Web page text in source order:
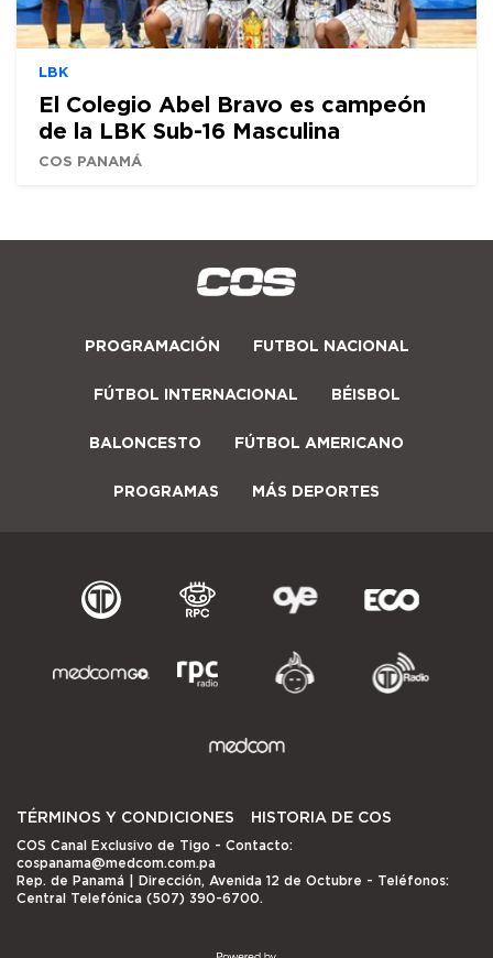
LBK
El Colegio Abel Bravo es campeón
de la LBK Sub-16 Masculina
COS PANAMÁ
PROGRAMACIÓN FUTBOL NACIONAL
FÚTBOL INTERNACIONAL BÉISBOL
BALONCESTO FÚTBOL AMERICANO
PROGRAMAS MÁS DEPORTES
TÉRMINOS Y CONDICIONES HISTORIA DE COS
COS Canal Exclusivo de Tigo - Contacto:
cospanama@medcom.com.pa
Rep. de Panamá | Dirección, Avenida 12 de Octubre - Teléfonos:
Central Telefónica (507) 390-6700.